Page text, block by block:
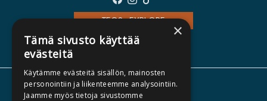
TEOS - EXPLORE
ABOUT US
×
Tämä sivusto käyttää
evästeitä
Käytämme evästeitä sisällön, mainosten
personointiin ja liikenteemme analysointiin.
Jaamme myös tietoja sivustomme